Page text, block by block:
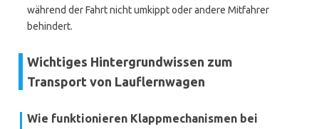
während der Fahrt nicht umkippt oder andere Mitfahrer
behindert.
Wichtiges Hintergrundwissen zum
Transport von Lauflernwagen
Wie funktionieren Klappmechanismen bei